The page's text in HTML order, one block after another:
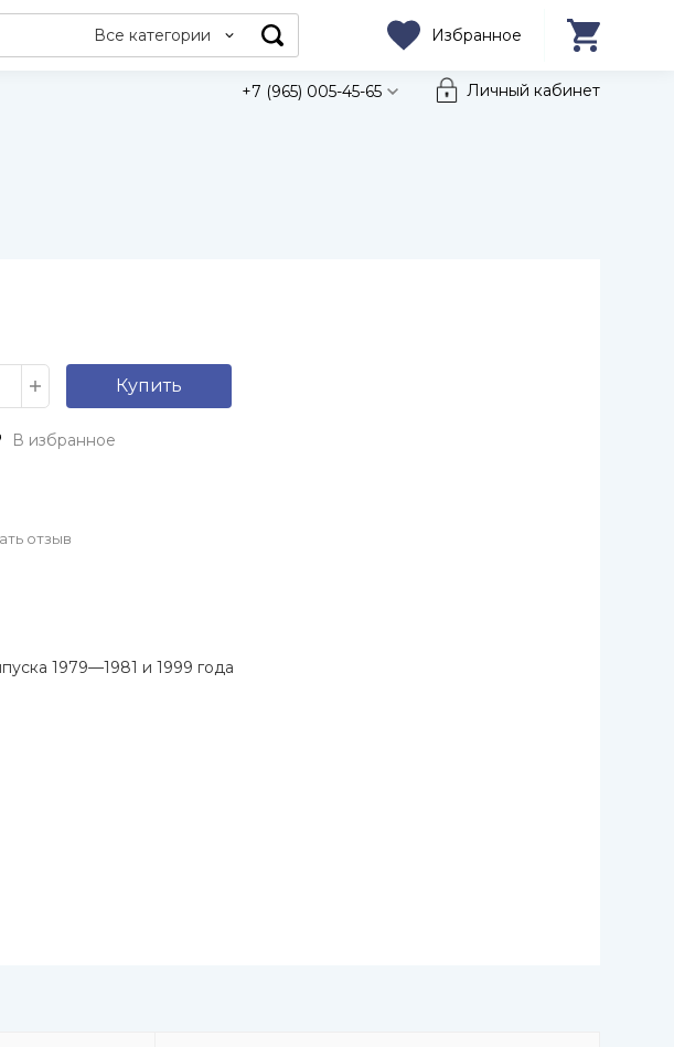
Все категории Избранное
+7 (965) 005-45-65 Личный кабинет
Купить
В избранное
отзыв
1979—1981 и 1999 года